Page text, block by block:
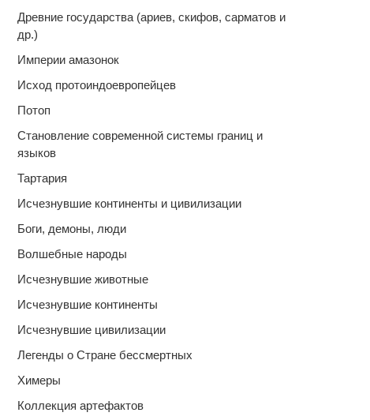
Древние государства (ариев, скифов, сарматов и
др.)
Империи амазонок
Исход протоиндоевропейцев
Потоп
Становление современной системы границ и
языков
Тартария
Исчезнувшие континенты и цивилизации
Боги, демоны, люди
Волшебные народы
Исчезнувшие животные
Исчезнувшие континенты
Исчезнувшие цивилизации
Легенды о Стране бессмертных
Химеры
Коллекция артефактов